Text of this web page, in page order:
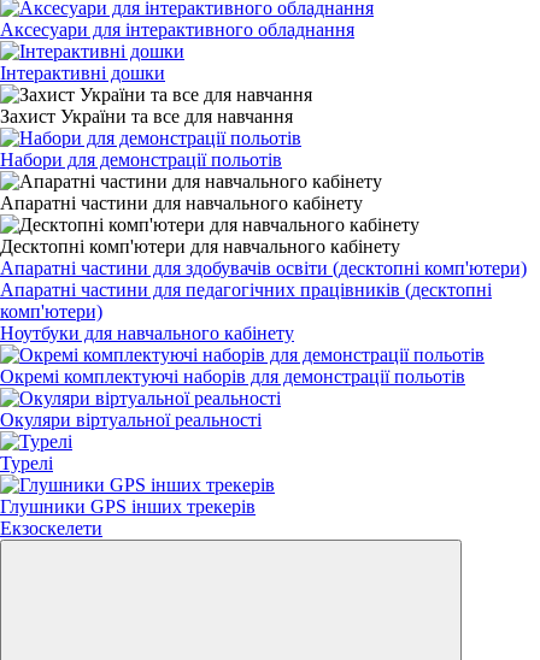
Аксесуари для інтерактивного обладнання
Інтерактивні дошки
Захист України та все для навчання
Набори для демонстрації польотів
Апаратні частини для навчального кабінету
Десктопні комп'ютери для навчального кабінету
Апаратні частини для здобувачів освіти (десктопні комп'ютери)
Апаратні частини для педагогічних працівників (десктопні
комп'ютери)
Ноутбуки для навчального кабінету
Окремі комплектуючі наборів для демонстрації польотів
Окуляри віртуальної реальності
Турелі
Глушники GPS інших трекерів
Екзоскелети